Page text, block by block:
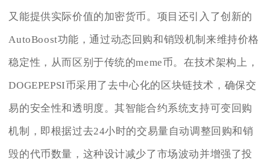
又能提供实际价值的加密货币。项目还引入了创新的
AutoBoost功能，通过动态回购和销毁机制来维持价格
稳定性，从而区别于传统的meme币。在技术架构上，
DOGEPEPSI币采用了去中心化的区块链技术，确保交
易的安全性和透明度。其智能合约系统支持可变回购
机制，即根据过去24小时的交易量自动调整回购和销
毁的代币数量，这种设计减少了市场波动并增强了投